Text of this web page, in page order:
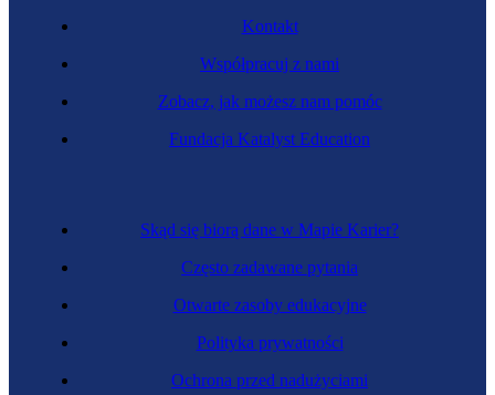
Skąd się biorą dane w Mapie Karier?
Często zadawane pytania
Otwarte zasoby edukacyjne
Polityka prywatności
Ochrona przed nadużyciami
Kontakt
Współpracuj z nami
Zobacz, jak możesz nam pomóc
Fundacja Katalyst Education